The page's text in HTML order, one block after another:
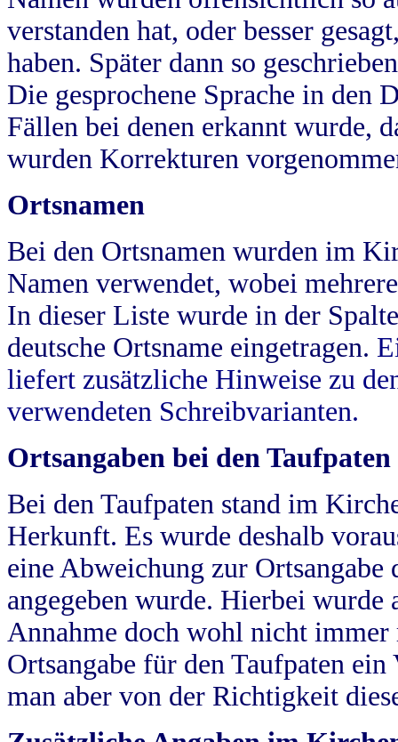
verstanden hat, oder besser
haben. Später dann so
Die gesprochene Sprache in
Fällen bei denen erkannt wurde,
wurden Korrekturen
Ortsnamen
Bei den Ortsnamen wurden im
Namen verwendet, wobei
In dieser Liste wurde in der
deutsche Ortsname eingetragen.
liefert zusätzliche Hinweise zu
verwendeten Schreibvarianten.
Ortsangaben bei den Taufpaten
Bei den Taufpaten stand im
Herkunft. Es wurde deshalb
eine Abweichung zur
angegeben wurde. Hierbei wurde
Annahme doch wohl nicht
Ortsangabe für den Taufpaten
man aber von der Richtigkeit